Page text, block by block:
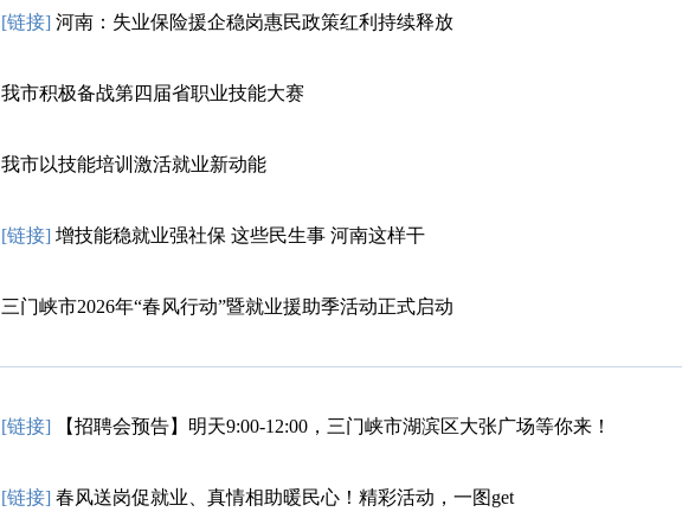
[链接] 河南：失业保险援企稳岗惠民政策红利持续释放
我市积极备战第四届省职业技能大赛
我市以技能培训激活就业新动能
[链接] 增技能稳就业强社保 这些民生事 河南这样干
三门峡市2026年“春风行动”暨就业援助季活动正式启动
[链接] 【招聘会预告】明天9:00-12:00，三门峡市湖滨区大张广场等你来！
[链接] 春风送岗促就业、真情相助暖民心！精彩活动，一图get